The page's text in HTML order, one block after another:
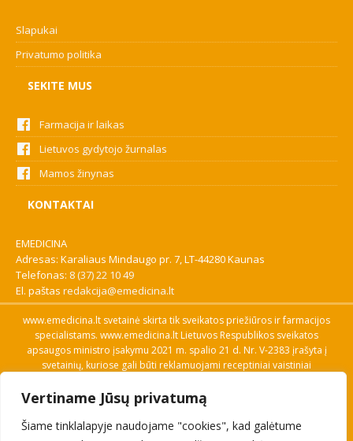
Vertiname Jūsų privatumą
Šiame tinklalapyje naudojame "cookies", kad galėtume
Slapukai
Privatumo politika
SEKITE MUS
Farmacija ir laikas
Lietuvos gydytojo žurnalas
Mamos žinynas
KONTAKTAI
EMEDICINA
Adresas: Karaliaus Mindaugo pr. 7, LT-44280 Kaunas
Telefonas: 8 (37) 22 10 49
El. paštas redakcija@emedicina.lt
www.emedicina.lt svetainė skirta tik sveikatos priežiūros ir farmacijos
specialistams. www.emedicina.lt Lietuvos Respublikos sveikatos
apsaugos ministro įsakymu 2021 m. spalio 21 d. Nr. V-2383 įrašyta į
svetainių, kuriose gali būti reklamuojami receptiniai vaistiniai
savo profesinę kvalifikaciją. Naudingos nuorodos: Vaistų ir medicinos
pagalbos priemonių kainų paieška, VVKT tinklalapis, Sveikatos
priežiūros ar farmacijos specialisto pranešimo apie įtariamą